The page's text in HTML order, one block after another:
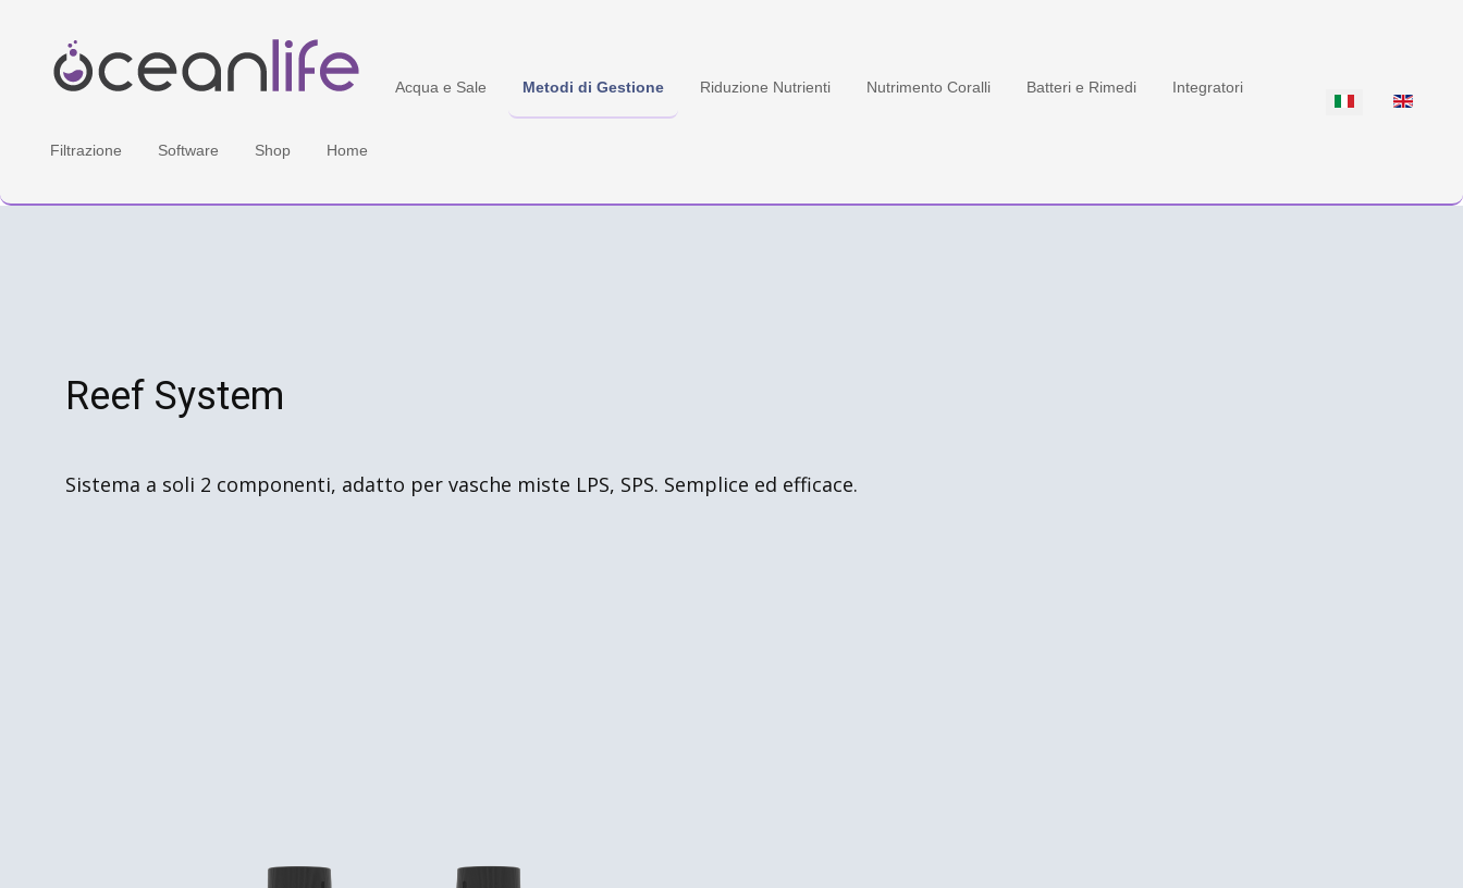
Acqua e Sale Metodi di Gestione Riduzione Nutrienti Nutrimento Coralli Batteri e Rimedi Integratori
Filtrazione Software Shop Home
Seleziona la tua
Reef System
Sistema a soli 2 componenti, adatto per vasche miste LPS, SPS. Semplice ed efficace.